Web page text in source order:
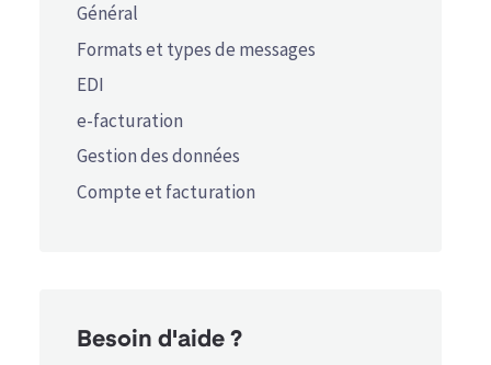
Général
Formats et types de messages
EDI
e-facturation
Gestion des données
Compte et facturation
Besoin d'aide ?